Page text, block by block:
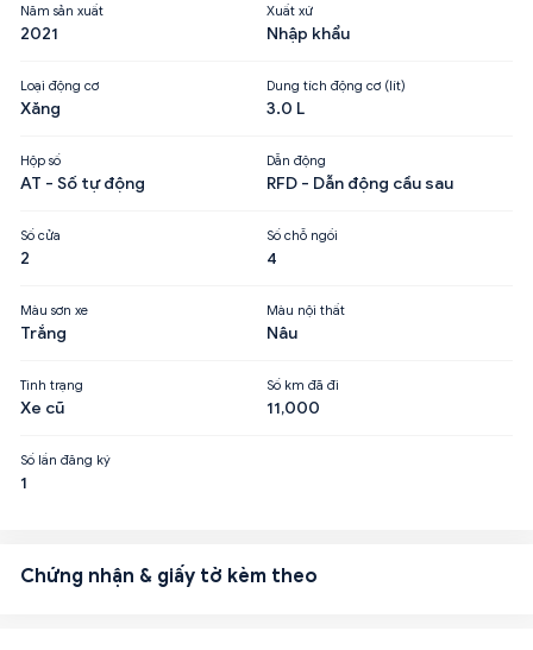
Năm sản xuất
2021
Xuất xứ
Nhập khẩu
Loại động cơ
Xăng
Dung tích động cơ (lít)
3.0 L
Hộp số
AT - Số tự động
Dẫn động
RFD - Dẫn động cầu sau
Số cửa
2
Số chỗ ngồi
4
Màu sơn xe
Trắng
Màu nội thất
Nâu
Tình trạng
Xe cũ
Số km đã đi
11,000
Số lần đăng ký
1
Chứng nhận & giấy tờ kèm theo